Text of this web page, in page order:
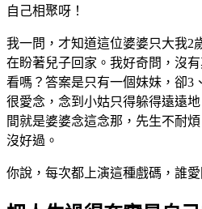
自己相聚呀！
我一問，才知道這位婆婆只大我2
在盼著兒子回家。我好奇問，沒
看嗎？答案是只有一個妹妹，卻
很愛念，念到小姑只得躲得遠遠
間就是婆婆念這念那，先生不耐
沒好過。
你說，每次都上演這種戲碼，誰愛